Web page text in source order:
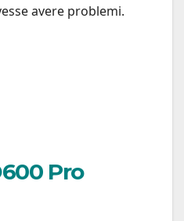
avere problemi.
Pro